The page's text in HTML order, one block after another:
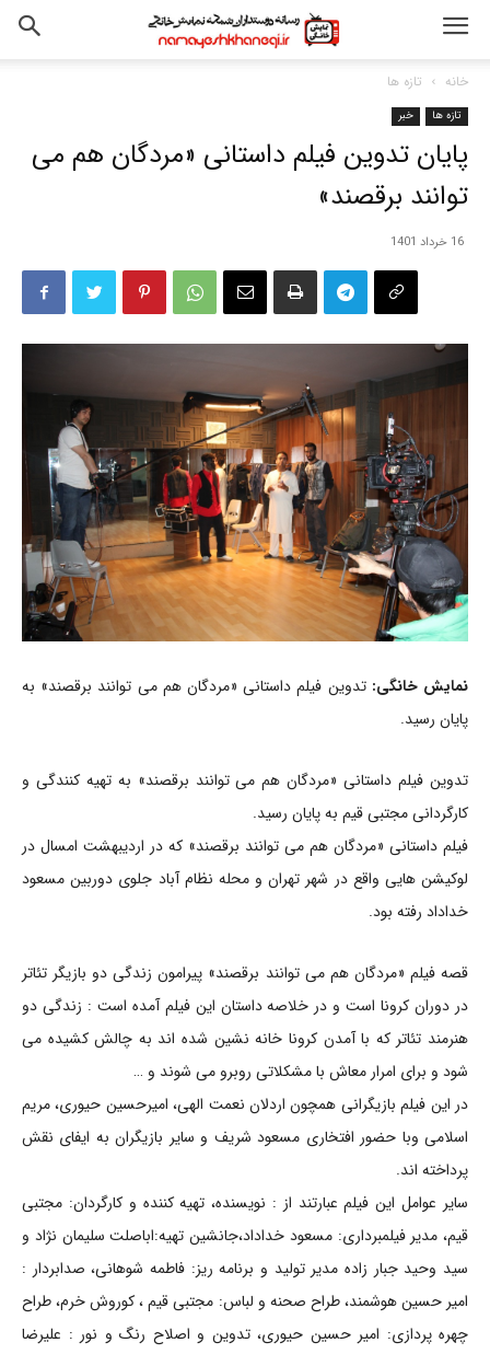
خانه تازه ها
تازه ها خبر
پایان تدوین فیلم داستانی «مردگان هم می
توانند برقصند»
16 خرداد 1401
نمایش خانگی: تدوین فیلم داستانی «مردگان هم می توانند برقصند» به
پایان رسید.
تدوین فیلم داستانی «مردگان هم می توانند برقصند» به تهیه کنندگی و
کارگردانی مجتبی قیم به پایان رسید.
فیلم داستانی «مردگان هم می توانند برقصند» که در اردیبهشت امسال در
لوکیشن هایی واقع در شهر تهران و محله نظام آباد جلوی دوربین مسعود
خداداد رفته بود.
قصه فیلم «مردگان هم می توانند برقصند» پیرامون زندگی دو بازیگر تئاتر
در دوران کرونا است و در خلاصه داستان این فیلم آمده است : زندگی دو
هنرمند تئاتر که با آمدن کرونا خانه نشین شده اند به چالش کشیده می
شود و برای امرار معاش با مشکلاتی روبرو می شوند و …
در این فیلم بازیگرانی همچون اردلان نعمت الهی، امیرحسین حیوری، مریم
اسلامی وبا حضور افتخاری مسعود شریف و سایر بازیگران به ایفای نقش
پرداخته اند.
سایر عوامل این فیلم عبارتند از : نویسنده، تهیه کننده و کارگردان: مجتبی
قیم، مدیر فیلمبرداری: مسعود خداداد،جانشین تهیه:اباصلت سلیمان نژاد و
سید وحید جبار زاده مدیر تولید و برنامه ریز: فاطمه شوهانی، صدابردار :
امیر حسین هوشمند، طراح صحنه و لباس: مجتبی قیم ، کوروش خرم، طراح
چهره پردازی: امیر حسین حیوری، تدوین و اصلاح رنگ و نور : علیرضا